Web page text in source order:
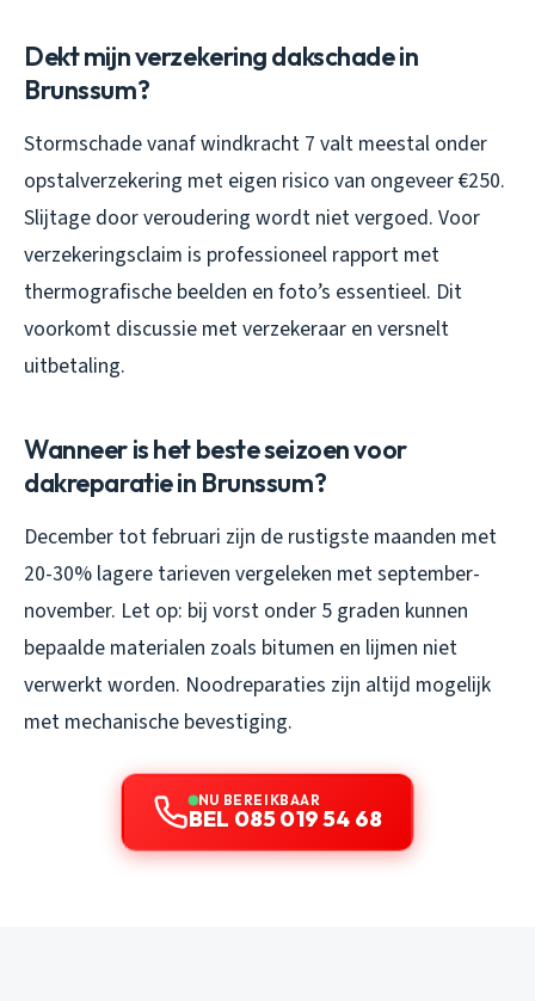
Dekt mijn verzekering dakschade in
Brunssum?
Stormschade vanaf windkracht 7 valt meestal onder
opstalverzekering met eigen risico van ongeveer €250.
Slijtage door veroudering wordt niet vergoed. Voor
verzekeringsclaim is professioneel rapport met
thermografische beelden en foto’s essentieel. Dit
voorkomt discussie met verzekeraar en versnelt
uitbetaling.
Wanneer is het beste seizoen voor
dakreparatie in Brunssum?
December tot februari zijn de rustigste maanden met
20-30% lagere tarieven vergeleken met september-
november. Let op: bij vorst onder 5 graden kunnen
bepaalde materialen zoals bitumen en lijmen niet
verwerkt worden. Noodreparaties zijn altijd mogelijk
met mechanische bevestiging.
NU BEREIKBAAR
BEL 085 019 54 68